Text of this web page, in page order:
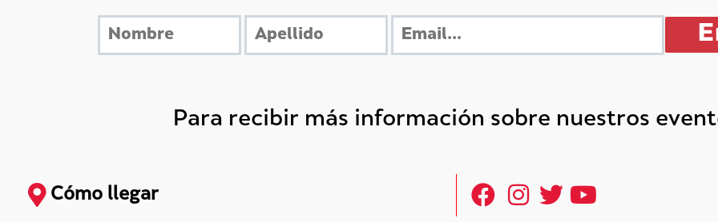
Para recibir más información sobre nuestros
Cómo llegar